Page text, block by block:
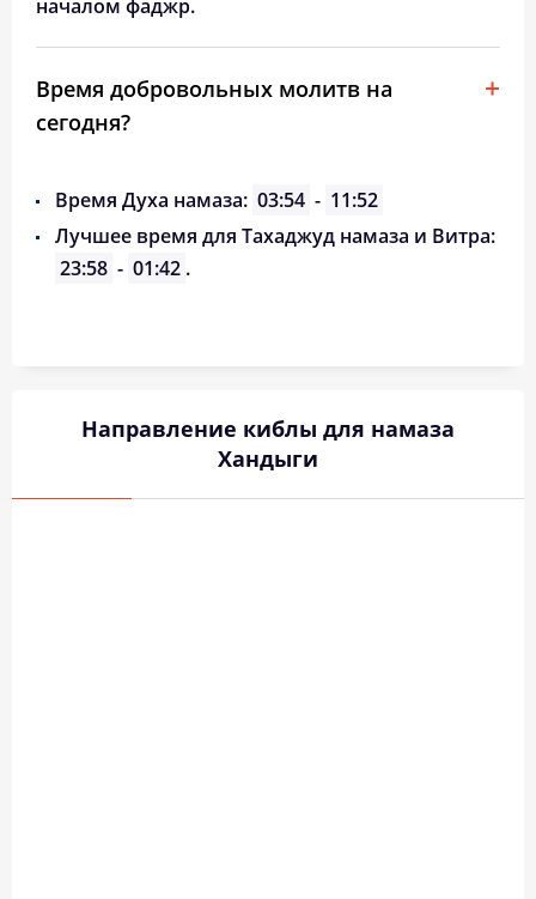
началом фаджр.
Время добровольных молитв на
сегодня?
Время Духа намаза: 03:54 - 11:52
Лучшее время для Тахаджуд намаза и Витра:
23:58 - 01:42 .
Направление киблы для намаза
Хандыги